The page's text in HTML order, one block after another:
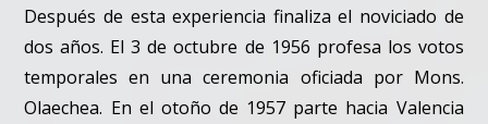
Después de esta experiencia finaliza el noviciado de
dos años. El 3 de octubre de 1956 profesa los votos
temporales en una ceremonia oficiada por Mons.
Olaechea. En el otoño de 1957 parte hacia Valencia